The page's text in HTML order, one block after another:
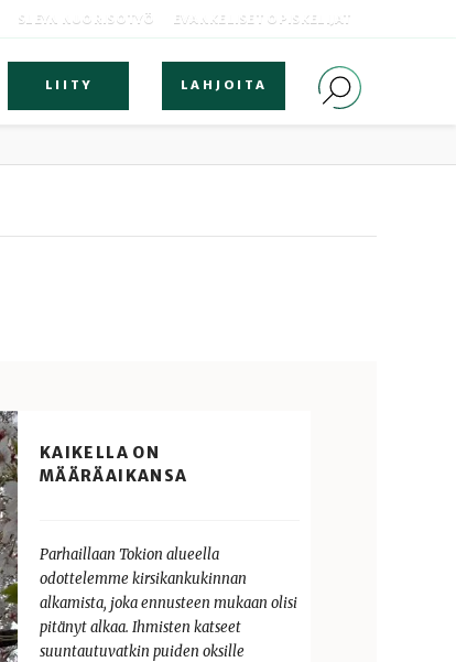
SLEYN NUORISOTYÖ EVANKELISET OPISKELIJAT
LIITY LAHJOITA
KAIKELLA ON
MÄÄRÄAIKANSA
Parhaillaan Tokion alueella
odottelemme kirsikankukinnan
alkamista, joka ennusteen mukaan olisi
pitänyt alkaa. Ihmisten katseet
suuntautuvatkin puiden oksille